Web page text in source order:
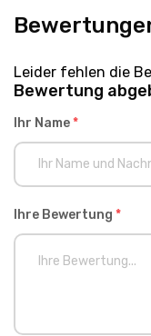
Leider fehlen die
Bewertung
Ihr Name*
Ihre Bewertung *